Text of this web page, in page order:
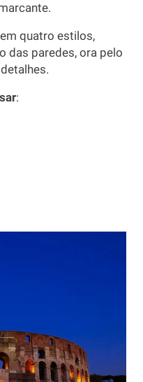
quatro estilos,
das paredes, ora pelo
: